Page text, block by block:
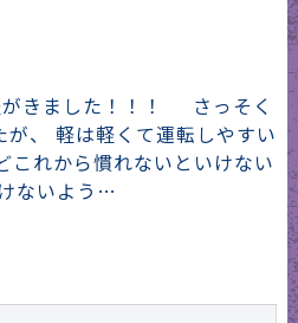
きました！！！ さっそく
、 軽は軽くて運転しやすい
これから慣れないといけない
ないよう…